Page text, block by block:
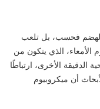
الهضم فحسب، بل تلعب
الأمعاء، الذي يتكون من
الدقيقة الأخرى، ارتباطًا
أن ميكروبيوم